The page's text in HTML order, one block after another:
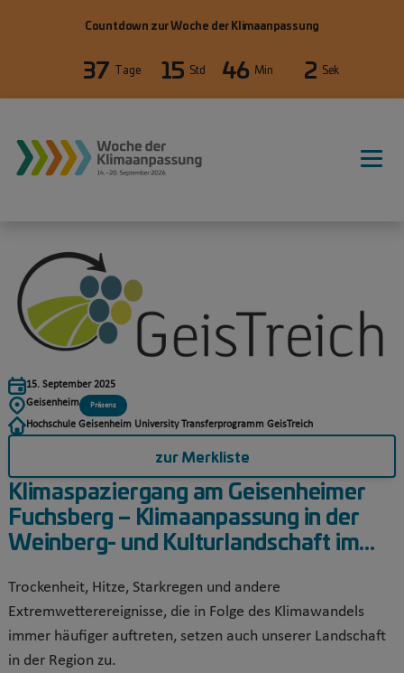
Countdown zur Woche der Klimaanpassung
37 Tage 15 Std 46 Min 2 Sek
Klimaspaziergang am Geisenheimer
Fuchsberg – Klimaanpassung in der
Weinberg- und Kulturlandschaft im...
Trockenheit, Hitze, Starkregen und andere
Extremwetterereignisse, die in Folge des Klimawandels
immer häufiger auftreten, setzen auch unserer Landschaft
in der Region zu.
15. September 2025
Geisenheim
Präsenz
Hochschule Geisenheim University Transferprogramm GeisTreich
zur Merkliste